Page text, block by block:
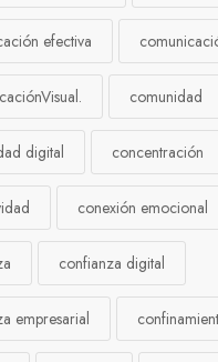
efectiva
comunidad
digital concentración
conexión emocional
confianza digital
empresarial